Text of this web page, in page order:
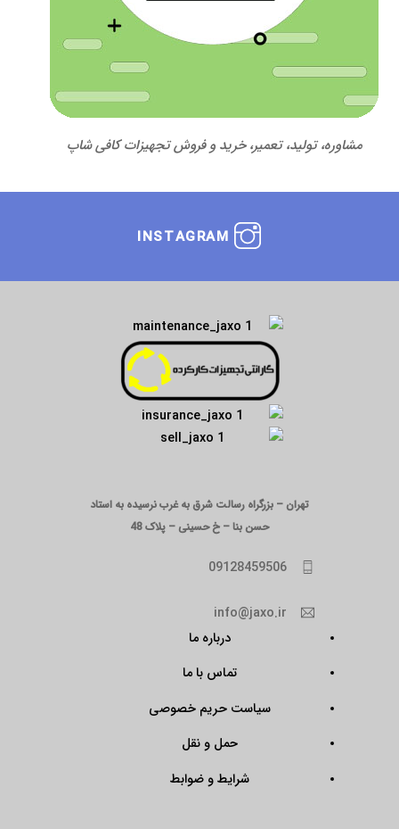
مشاوره، تولید، تعمیر، خرید و فروش تجهیزات کافی شاپ
INSTAGRAM
تهران – بزرگراه رسالت شرق به غرب نرسیده به استاد
حسن بنا – خ حسینی – پلاک 48
09128459506
info@jaxo.ir
درباره ما
تماس با ما
سیاست حریم خصوصی
حمل و نقل
شرایط و ضوابط